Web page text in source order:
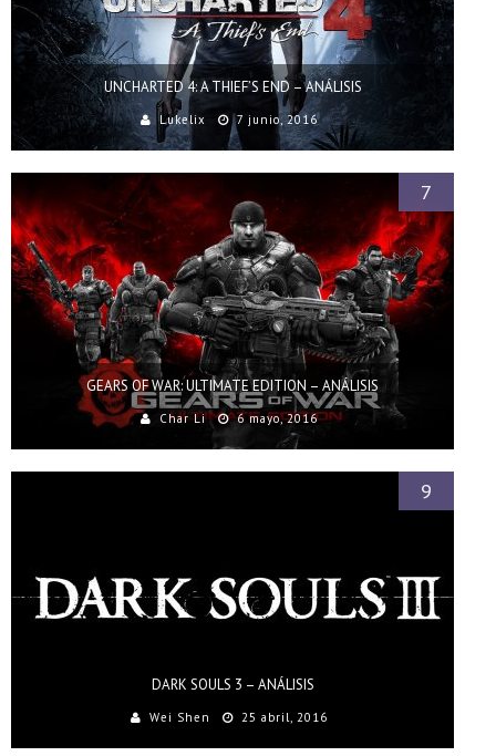
UNCHARTED 4: A THIEF’S END – ANÁLISIS
Lukelix 7 junio, 2016
GEARS OF WAR: ULTIMATE EDITION – ANÁLISIS
Char Li 6 mayo, 2016
7
DARK SOULS 3 – ANÁLISIS
Wei Shen 25 abril, 2016
9